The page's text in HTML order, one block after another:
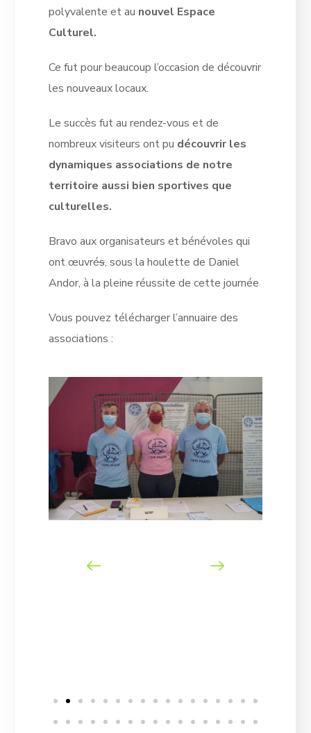
polyvalente et au nouvel Espace
Culturel.
Ce fut pour beaucoup l’occasion de découvrir
les nouveaux locaux.
Le succès fut au rendez-vous et de
nombreux visiteurs ont pu découvrir les
dynamiques associations de notre
territoire aussi bien sportives que
culturelles.
Bravo aux organisateurs et bénévoles qui
ont œuvrés, sous la houlette de Daniel
Andor, à la pleine réussite de cette journée
Vous pouvez télécharger l’annuaire des
associations :